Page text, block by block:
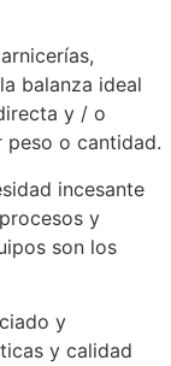
balanza ideal
y / o
peso o cantidad.
incesante
y
son los
y
y calidad